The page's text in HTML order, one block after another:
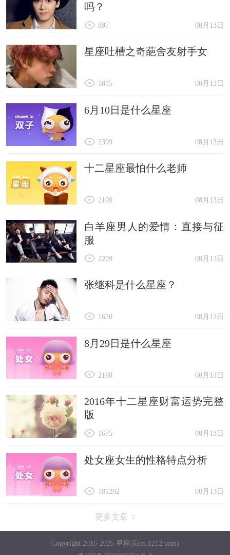
吗？
08月13日
897
星座吐槽之奇葩舍友射手女
08月13日
1015
6月10日是什么星座
08月13日
2399
十二星座最怕什么老师
08月13日
2109
白羊座男人的爱情：直接与征
服
08月13日
2209
张继科是什么星座？
08月13日
1630
8月29日是什么星座
08月13日
2198
2016年十二星座财富运势完整
版
08月13日
1675
处女座女生的性格特点分析
08月13日
181202
更多文章
Copyright 2016-2026 星座乐(m.1212.com)